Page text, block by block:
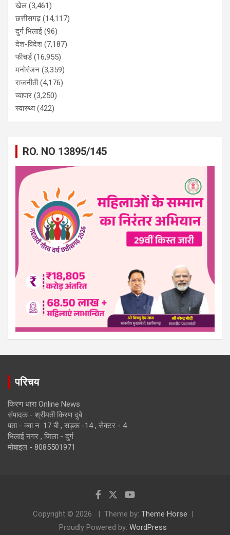
खेल (3,461)
छत्तीसगढ़(14,117)
दुर्ग भिलाई (96)
देश-विदेश (7,187)
फीचर्ड(16,955)
मनोरंजन (3,359)
राजनीती(4,176)
व्यापार (3,250)
स्वास्थ्य(422)
RO. NO 13895/145
परिचय
किरण धारा Online News
संपादक - श्रीमती किरण दुबे
पता - क्वा न. 17 बी , सड़क -14 , सेक्टर - 4
भिलाई नगर , जिला - दुर्ग
मोबाइल - 8085501971
Copyright © 2026 Theme by: Theme Horse
Proudly Powered by: WordPress